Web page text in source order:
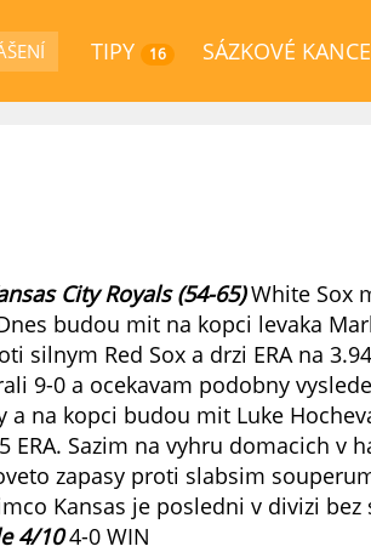
TIPY 16 SÁZKOVÉ
City Royals (54-65)White Sox
budou mit na kopci levaka
silnym Red Sox a drzi ERA na
9-0 a ocekavam podobny
na kopci budou mit Luke
ERA. Sazim na vyhru domacich v
zapasy proti slabsim
Kansas je posledni v divizi bez
4/104-0 WIN